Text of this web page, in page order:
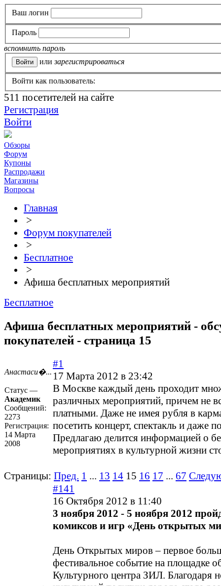
Ваш логин
Пароль
вспомнить пароль
или зарегистрироваться
Войти как пользователь:
511 посетителей на сайте
Регистрация
Войти
Обзоры
Форум
Купоны
Распродажи
Магазины
Вопросы
Главная
>
Форум покупателей
>
Бесплатное
>
Афиша бесплатных мероприятий
Бесплатное
Афиша бесплатных мероприятий -
покупателей - страница 15
Анастаси�...
Статус —
Академик
Сообщений:
2273
Регистрация:
14 Марта
2008
#1
17 Марта 2012 в 23:42
В Москве каждый день проходит
различных мероприятий, причем не
платными. Даже не имея рубля в
посетить концерт, спектакль и даже
Предлагаю делится информацией о
мероприятиях в культурной жизни
Страницы: Пред. 1 ... 13 14 15 16 17 ... 67
#141
16 Октября 2012 в 11:40
3 ноября 2012 - 5 ноября 2012
комиксов и игр «День открытых
День Открытых миров – первое
фестивальное событие на площадке
Культурного центра ЗИЛ. Благодаря